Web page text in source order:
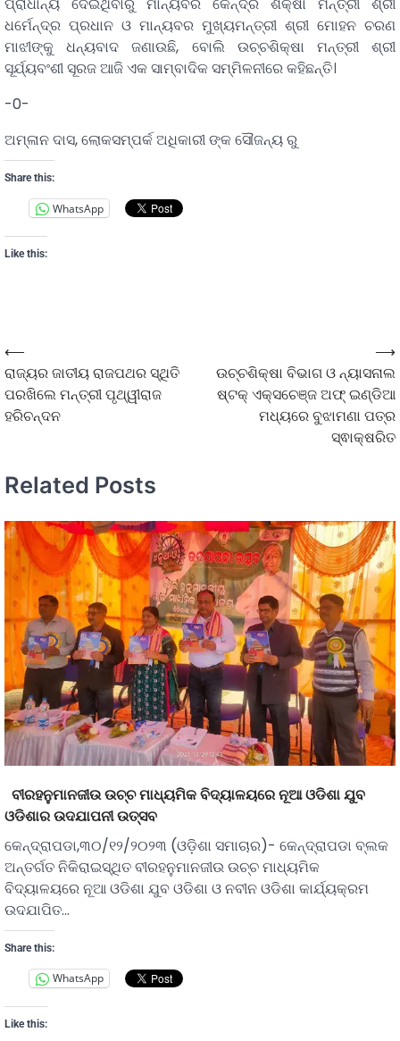
ପ୍ରାଧାନ୍ୟ ଦେଇଥିବାରୁ ମାନ୍ୟବର କେନ୍ଦ୍ର ଶିକ୍ଷା ମନ୍ତ୍ରୀ ଶ୍ରୀ
ଧର୍ମେନ୍ଦ୍ର ପ୍ରଧାନ ଓ ମାନ୍ୟବର ମୁଖ୍ୟମନ୍ତ୍ରୀ ଶ୍ରୀ ମୋହନ ଚରଣ
ମାଝୀଙ୍କୁ ଧନ୍ୟବାଦ ଜଣାଉଛି, ବୋଲି ଉଚ୍ଚଶିକ୍ଷା ମନ୍ତ୍ରୀ ଶ୍ରୀ
ସୂର୍ଯ୍ୟବଂଶୀ ସୂରଜ ଆଜି ଏକ ସାମ୍ବାଦିକ ସମ୍ମିଳନୀରେ କହିଛନ୍ତି।
-0-
ଅମ୍ଳାନ ଦାସ, ଲୋକସମ୍ପର୍କ ଅଧିକାରୀ ଙ୍କ ସୌଜନ୍ୟ ରୁ
Share this:
WhatsApp
Like this:
⟵
ରାଜ୍ୟର ଜାତୀୟ ରାଜପଥର ସ୍ଥିତି
ପରଖିଲେ ମନ୍ତ୍ରୀ ପୃଥ୍ୱୀରାଜ
ହରିଚନ୍ଦନ
ଉଚ୍ଚଶିକ୍ଷା ବିଭାଗ ଓ ନ୍ୟାସନାଲ
ଷ୍ଟକ୍ ଏକ୍ସଚେଞ୍ଜ ଅଫ୍ ଇଣ୍ଡିଆ
ମଧ୍ୟରେ ବୁଝାମଣା ପତ୍ର
ସ୍ଵାକ୍ଷରିତ
⟶
Related Posts
ବୀରହନୁମାନଜୀଉ ଉଚ୍ଚ ମାଧ୍ୟମିକ ବିଦ୍ୟାଳୟରେ ନୂଆ ଓଡିଶା ଯୁବ
ଓଡିଶାର ଉଦଯାପନୀ ଉତ୍ସବ
କେନ୍ଦ୍ରାପଡା,୩୦/୧୨/୨୦୨୩ (ଓଡ଼ିଶା ସମାଚାର)- କେନ୍ଦ୍ରାପଡା ବ୍ଲକ
ଅନ୍ତର୍ଗତ ନିକିରାଇସ୍ଥିତ ବୀରହନୁମାନଜୀଉ ଉଚ୍ଚ ମାଧ୍ୟମିକ
ବିଦ୍ୟାଳୟରେ ନୂଆ ଓଡିଶା ଯୁବ ଓଡିଶା ଓ ନବୀନ ଓଡିଶା କାର୍ଯ୍ୟକ୍ରମ
ଉଦଯାପିତ…
Share this:
WhatsApp
Like this: